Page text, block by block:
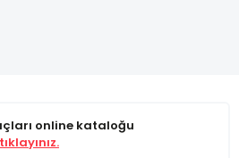
online kataloğu